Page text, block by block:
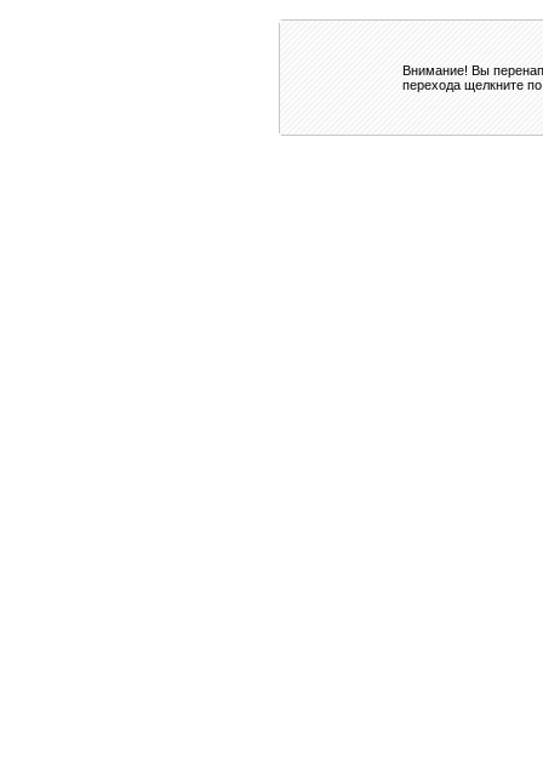
Внимание! Вы
перехода щелкните